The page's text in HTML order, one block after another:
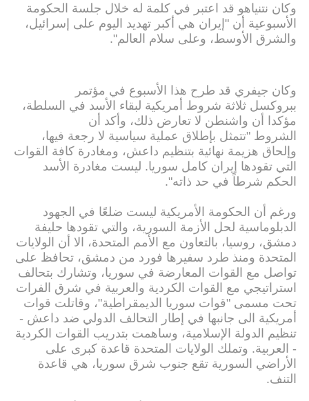
وكان نتنياهو قد اعتبر في كلمة له خلال جلسة الحكومة
الأسبوعية أن "إيران هي أكبر تهديد اليوم على إسرائيل،
والشرق الأوسط، وعلى سلام العالم".
وكان جيفري قد طرح هذا الأسبوع في مؤتمر
ببروكسل ثلاثة شروط أمريكية لبقاء الأسد في السلطة،
مؤكدا أن واشنطن لا تعارض ذلك، وأكد أن
الشروط "تتمثل بإطلاق عملية سياسية لا رجعة فيها،
وإلحاق هزيمة نهائية بتنظيم داعش، ومغادرة كافة القوات
التي تقودها إيران كامل سوريا. ليست مغادرة الأسد
الحكم شرطاً في حد ذاته".
ورغم أن الحكومة الأمريكية ليست ضلعًا في الجهود
الدبلوماسية لحل الأزمة السورية، والتي تقودها حليفة
دمشق، روسيا، بالتعاون مع الأمم المتحدة، الا أن الولايات
المتحدة ومنذ طرد سفيرها فورد من دمشق، تحافظ على
تواصل مع القوات المعارضة في سوريا، وتشارك بتحالف
استراتيجي مع القوات الكردية والعربية في شرق الفرات
تحت مسمى "قوات سوريا الديمقراطية"، وقاتلت قوات
أمريكية الى جانبها في إطار التحالف الدولي ضد داعش -
تنظيم الدولة الإسلامية، وساهمت بتدريب القوات الكردية
- العربية. وتملك الولايات المتحدة قاعدة كبرى على
الأراضي السورية تقع جنوب شرق سوريا، هي قاعدة
التنف.